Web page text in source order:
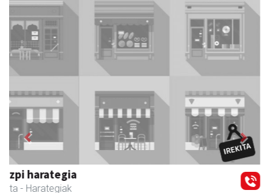
Itxaspe
Urnieta - Frutategiak
Previous